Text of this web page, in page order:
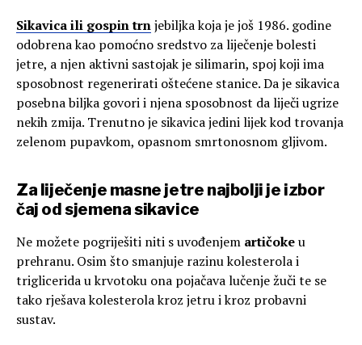
Sikavica ili gospin trnjebiljka koja je još 1986. godine
odobrena kao pomoćno sredstvo za liječenje bolesti
jetre, a njen aktivni sastojak je silimarin, spoj koji ima
sposobnost regenerirati oštećene stanice. Da je sikavica
posebna biljka govori i njena sposobnost da liječi ugrize
nekih zmija. Trenutno je sikavica jedini lijek kod trovanja
zelenom pupavkom, opasnom smrtonosnom gljivom.
Za liječenje masne jetre najbolji je izbor
čaj od sjemena sikavice
Ne možete pogriješiti niti s uvođenjem artičokeu
prehranu. Osim što smanjuje razinu kolesterola i
triglicerida u krvotoku ona pojačava lučenje žuči te se
tako rješava kolesterola kroz jetru i kroz probavni
sustav.